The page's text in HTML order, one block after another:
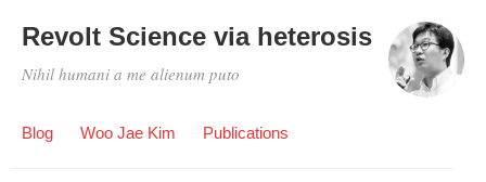
Revolt Science via heterosis
Nihil humani a me alienum puto
Blog Woo Jae Kim Publications